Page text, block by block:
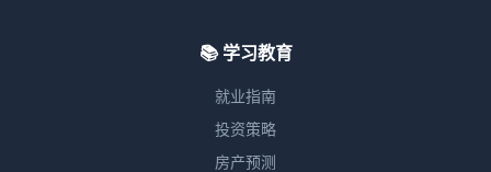
📚 学习教育
就业指南
投资策略
房产预测